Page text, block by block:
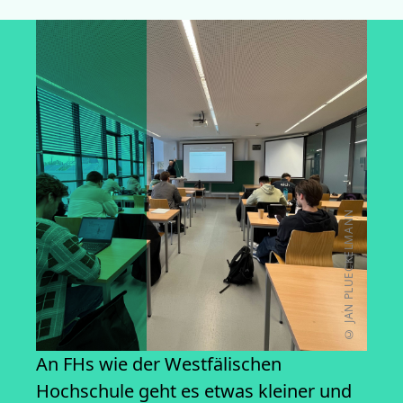
© JAN PLUECKELMANN
An FHs wie der Westfälischen
Hochschule geht es etwas kleiner und